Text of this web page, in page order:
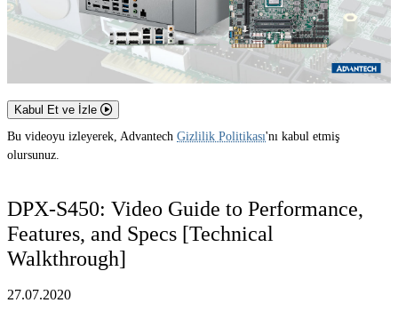
Kabul Et ve İzle
Bu videoyu izleyerek, Advantech Gizlilik Politikası'nı kabul etmiş
olursunuz.
DPX-S450: Video Guide to Performance,
Features, and Specs [Technical
Walkthrough]
27.07.2020